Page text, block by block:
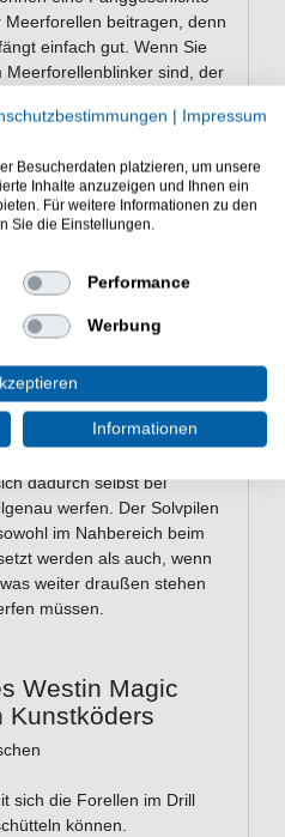
beitragen, denn
einfach gut. Wenn Sie
sind, der
beraten, denn dieser
Talent beim
sehr guter
Dieser Solvpilen Blinker
Fänge beim
und in Dänemark &
Meerforellenangeln in
auf diesen tollen
dadurch selbst bei
werfen. Der Solvpilen
im Nahbereich beim
werden als auch, wenn
weiter draußen stehen
müssen.
Westin Magic
Kunstköders
sich die Forellen im Drill
können.
| Impressum
Besucherdaten platzieren, um unsere
Inhalte anzuzeigen und Ihnen ein
Für weitere Informationen zu den
Sie die Einstellungen.
Performance
Werbung
Informationen